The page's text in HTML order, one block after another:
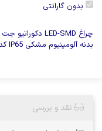
بدون گارانتی
بدنه آلومینیوم مشکی IP65 کد کالا: 149
نقد و بررسی